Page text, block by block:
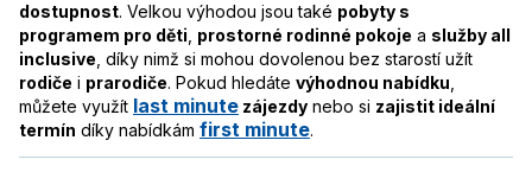
dostupnost. Velkou výhodou jsou také pobyty s
programem pro děti prostorné rodinné pokoje a služby all
inclusive , díky nimž si mohou dovolenou bez starostí užít
rodiče i prarodiče. Pokud hledáte výhodnou nabídku
můžete využít last minute zájezdy nebo si zajistit ideální
termín díky nabídkám first minute.